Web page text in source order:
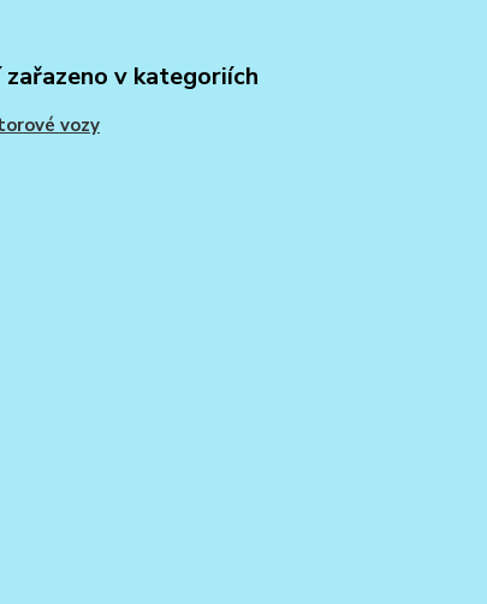
zařazeno v kategoriích
vozy